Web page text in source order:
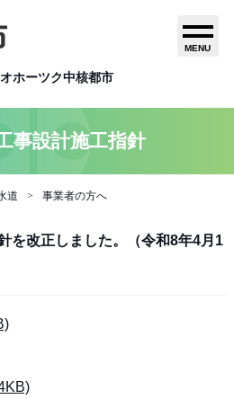
ホーツク中核都市
MENU
事設計施工指針
道 事業者の方へ
を改正しました。（令和8年4月1